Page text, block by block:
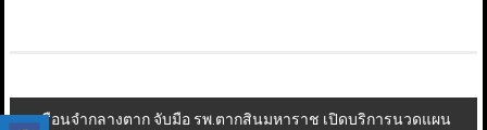
Post
เรือนจำกลางตาก จับมือ รพ.ตากสินมหาราช เปิดบริการนวดแผน